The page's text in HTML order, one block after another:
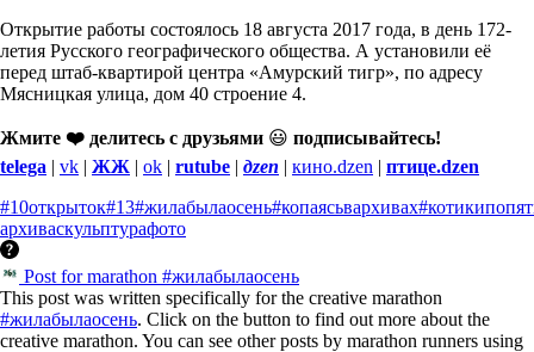
Открытие работы состоялось 18 августа 2017 года, в день 172-
летия Русского географического общества. А установили её
перед штаб-квартирой центра «Амурский тигр», по адресу
Мясницкая улица, дом 40 строение 4.
Жмите ❤️ делитесь с друзьями 😃 подписывайтесь!
telega | vk | ЖЖ | ok | rutube | дzen | кино.dzen | птице.dzen
#10открыток#13#жилабылаосень#копаясьвархивах
архиваскульптурафото
Post for marathon #жилабылаосень
This post was written specifically for the creative marathon
#жилабылаосень. Click on the button to find out more about the
creative marathon. You can see other posts by marathon runners using